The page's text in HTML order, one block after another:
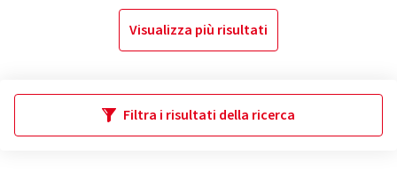
Visualizza più risultati
Filtra i risultati della ricerca